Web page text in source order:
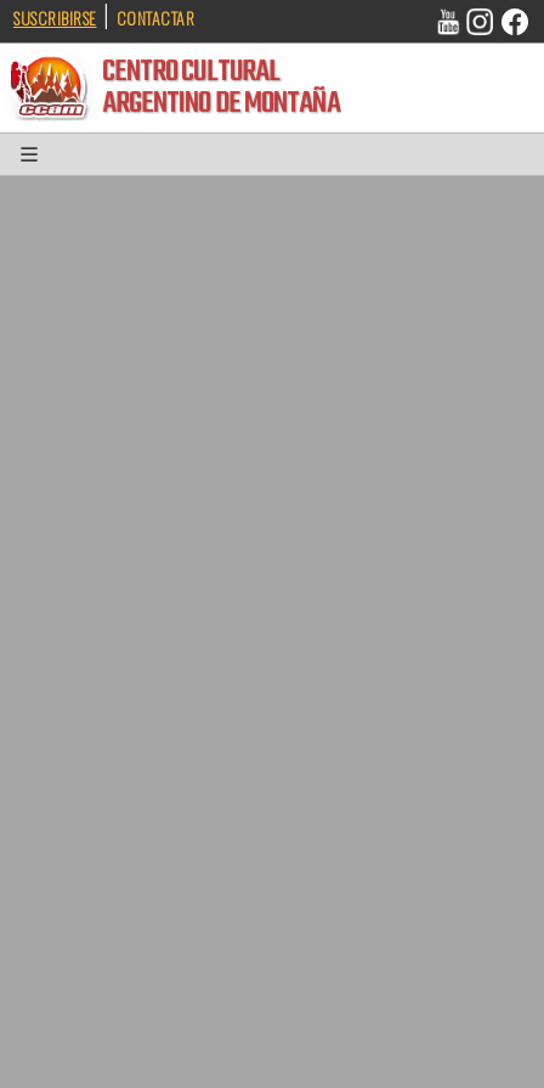
SUSCRIBIRSE | CONTACTAR
CENTRO CULTURAL
ARGENTINO DE MONTAÑA